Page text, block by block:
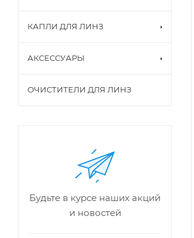
КАПЛИ ДЛЯ ЛИНЗ
АКСЕССУАРЫ
ОЧИСТИТЕЛИ ДЛЯ ЛИНЗ
Будьте в курсе наших акций
и новостей